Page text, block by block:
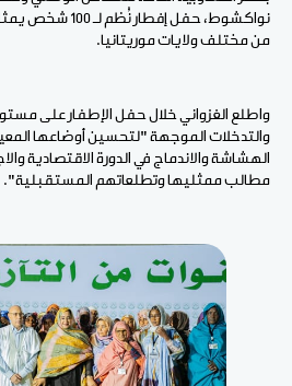
نواكشوط، حفل
من مختلف ولايات موريتانيا.
واطلع الغزواني خلال حفل الإطفار على
والتدخلات الموجهة "لتحسين أوضاعها
الهشاشة والاندماج في الدورة الاقتصادية
مطالب ممثليها وتطلعاتهم المستقبلية".